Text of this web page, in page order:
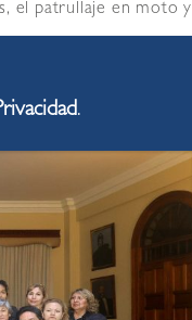
el patrullaje en moto y
.